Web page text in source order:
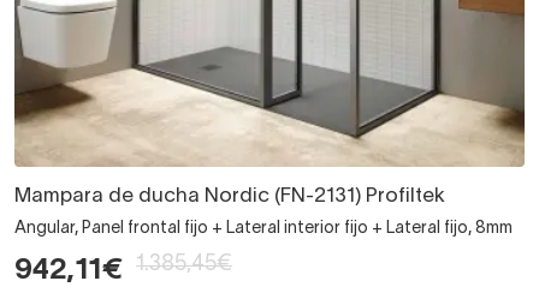
Mampara de ducha Nordic (FN-2131) Profiltek
Angular, Panel frontal fijo + Lateral interior fijo + Lateral fijo, 8mm
942,11€ 1.385,45€